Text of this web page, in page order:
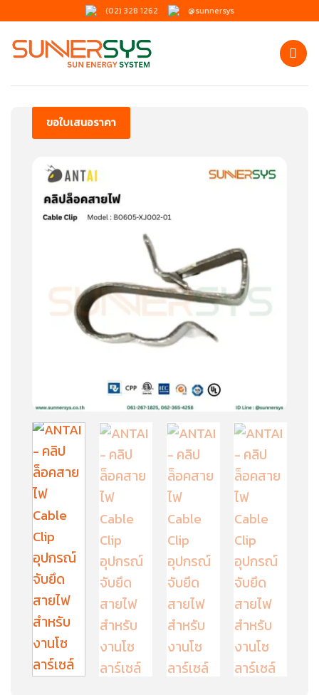
ยัง
(02) 328 1262 @sunnersys
ขอใบเสนอราคา